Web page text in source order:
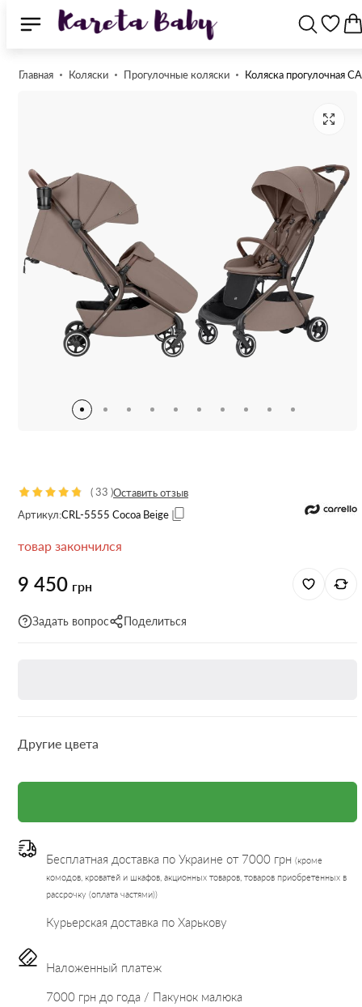
Главная Коляски Прогулочные коляски Коляска прогулочная
(33 )Оставить отзыв
Артикул:CRL-5555 Cocoa Beige
товар закончился
9 450 грн
Задать вопрос Поделиться
Другие цвета
Бесплатная доставка по Украине от 7000 грн (кроме
комодов, кроватей и шкафов, акционных товаров, товаров приобретенных в
рассрочку (оплата частями))
Курьерская доставка по Харькову
Наложенный платеж
7000 грн до года / Пакунок малюка